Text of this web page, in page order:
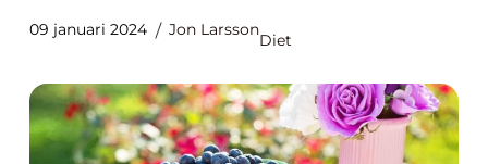
09 januari 2024 Jon Larsson
Diet